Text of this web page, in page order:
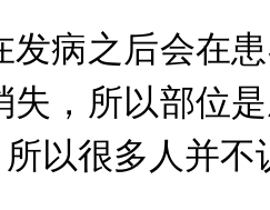
之后会在患
，所以部位
以很多人并不